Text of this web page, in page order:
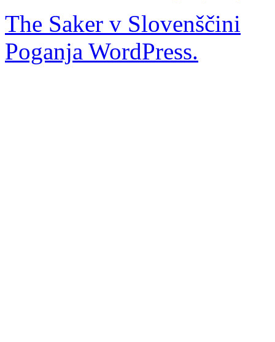
The Saker v Slovenščini
Poganja WordPress.